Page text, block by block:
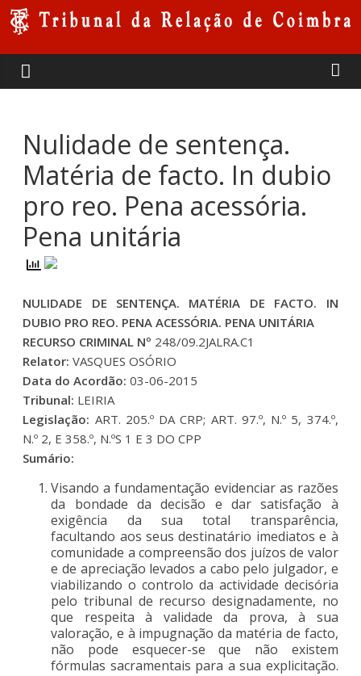
Skip
to
Tribunal
da
Relação
de
Coimbra
Nulidade de sentença.
Matéria de facto. In dubio
pro reo. Pena acessória.
Pena unitária
NULIDADE DE SENTENÇA. MATÉRIA DE FACTO. IN
DUBIO PRO REO. PENA ACESSÓRIA. PENA UNITÁRIA
RECURSO CRIMINAL Nº 248/09.2JALRA.C1
Relator:VASQUES OSÓRIO
Data do Acordão: 03-06-2015
Tribunal: LEIRIA
Legislação: ART. 205.º DA CRP; ART. 97.º, N.º 5, 374.º,
N.º 2, E 358.º, N.ºS 1 E 3 DO CPP
Sumário:
Visando a fundamentação evidenciar as razões
da bondade da decisão e dar satisfação à
exigência da sua total transparência,
facultando aos seus destinatário imediatos e à
comunidade a compreensão dos juízos de valor
e de apreciação levados a cabo pelo julgador, e
viabilizando o controlo da actividade decisória
pelo tribunal de recurso designadamente, no
que respeita à validade da prova, à sua
valoração, e à impugnação da matéria de facto,
não pode esquecer-se que não existem
fórmulas sacramentais para a sua explicitação.